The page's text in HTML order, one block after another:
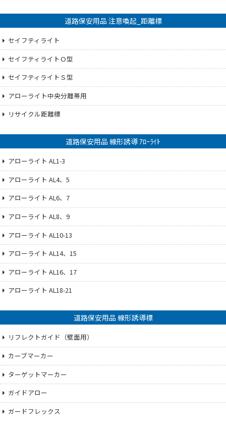
道路保安用品 注意喚起_距離標
セイフティライト
セイフティライトＯ型
セイフティライトＳ型
アローライト中央分離帯用
リサイクル距離標
道路保安用品 線形誘導 ｱﾛｰﾗｲﾄ
アローライト AL1-3
アローライト AL4、5
アローライト AL6、7
アローライト AL8、9
アローライト AL10-13
アローライト AL14、15
アローライト AL16、17
アローライト AL18-21
道路保安用品 線形誘導標
リフレクトガイド（壁面用）
カーブマーカー
ターゲットマーカー
ガイドアロー
ガードフレックス